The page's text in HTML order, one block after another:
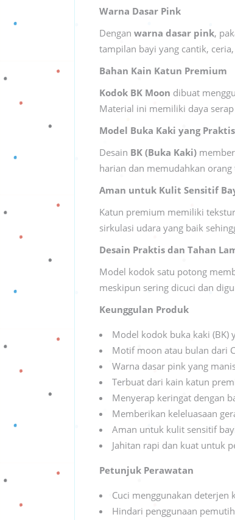
Warna Dasar Pink
Dengan warna dasar pink,
tampilan bayi yang cantik,
Bahan Kain Katun Premium
Kodok BK Moon dibuat
Material ini memiliki daya
Model Buka Kaki yang Praktis
Desain BK (Buka Kaki)
harian dan memudahkan
Aman untuk Kulit Sensitif
Katun premium memiliki
sirkulasi udara yang baik
Desain Praktis dan Tahan
Model kodok satu potong
meskipun sering dicuci dan
Keunggulan Produk
Model kodok buka kaki (BK)
Motif moon atau bulan dari
Warna dasar pink yang
Terbuat dari kain katun
Menyerap keringat dengan
Memberikan keleluasaan
Aman untuk kulit sensitif
Jahitan rapi dan kuat untuk
Petunjuk Perawatan
Cuci menggunakan deterjen
Hindari penggunaan